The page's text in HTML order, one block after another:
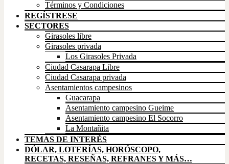
Términos y Condiciones
REGÍSTRESE
SECTORES
Girasoles libre
Girasoles privada
Los Girasoles Privada
Ciudad Casarapa Libre
Ciudad Casarapa privada
Asentamientos campesinos
Guacarapa
Asentamiento campesino Gueime
Asentamiento campesino El Socorro
La Montañita
TEMAS DE INTERÉS
DÓLAR, LOTERÍAS, HORÓSCOPO,
RECETAS, RESEÑAS, REFRANES Y MÁS…